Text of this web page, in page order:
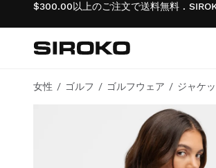
$300.00以上のご注文で送料無料 .
ホームページ
ジム＆トレーニング
ジム＆トレーニング
ライフスタイル・ガール
女性 ゴルフ ゴルフウェア ジャケ